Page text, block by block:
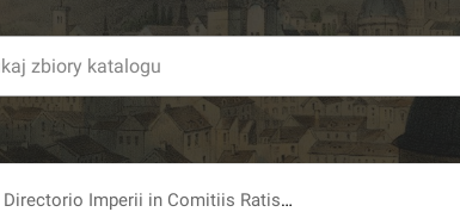
I. Scriptum Directorio Imperii in Comitiis Ratisbonensibus nomine Christianissimi Galliarum Regis a Domino Plenipotentiario de Gravel, die 25. Maji 1667. exhibitum.